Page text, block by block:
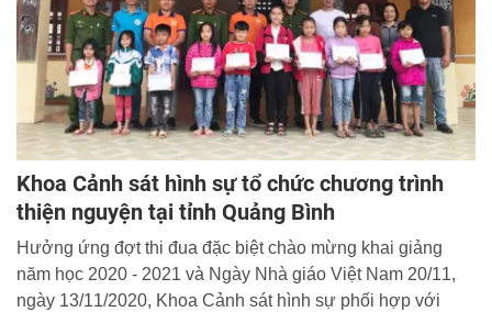
Khoa Cảnh sát hình sự tổ chức chương trình
thiện nguyện tại tỉnh Quảng Bình
Hưởng ứng đợt thi đua đặc biệt chào mừng khai giảng
năm học 2020 - 2021 và Ngày Nhà giáo Việt Nam 20/11,
ngày 13/11/2020, Khoa Cảnh sát hình sự phối hợp với